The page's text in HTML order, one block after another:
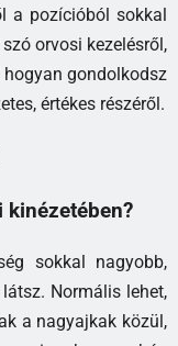
a pozícióból sokkal
orvosi kezelésről,
gondolkodsz
értékes részéről.
kinézetében?
sokkal nagyobb,
Normális lehet,
a nagyajkak közül,